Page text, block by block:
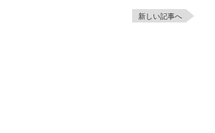
新しい記事へ